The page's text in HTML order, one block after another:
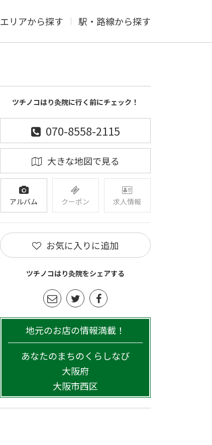
エリアから探す 駅・路線から探す
ツチノコはり灸院に行く前にチェック！
070-8558-2115
大きな地図で見る
アルバム クーポン 求人情報
お気に入りに追加
ツチノコはり灸院をシェアする
地元のお店の情報満載！
あなたのまちのくらしなび
大阪府
大阪市西区